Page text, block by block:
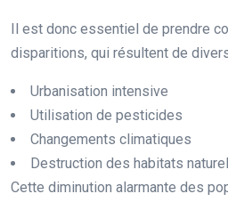
Il est donc essentiel de prendre
disparitions, qui résultent de
Urbanisation intensive
Utilisation de pesticides
Changements climatiques
Destruction des habitats
Cette diminution alarmante des